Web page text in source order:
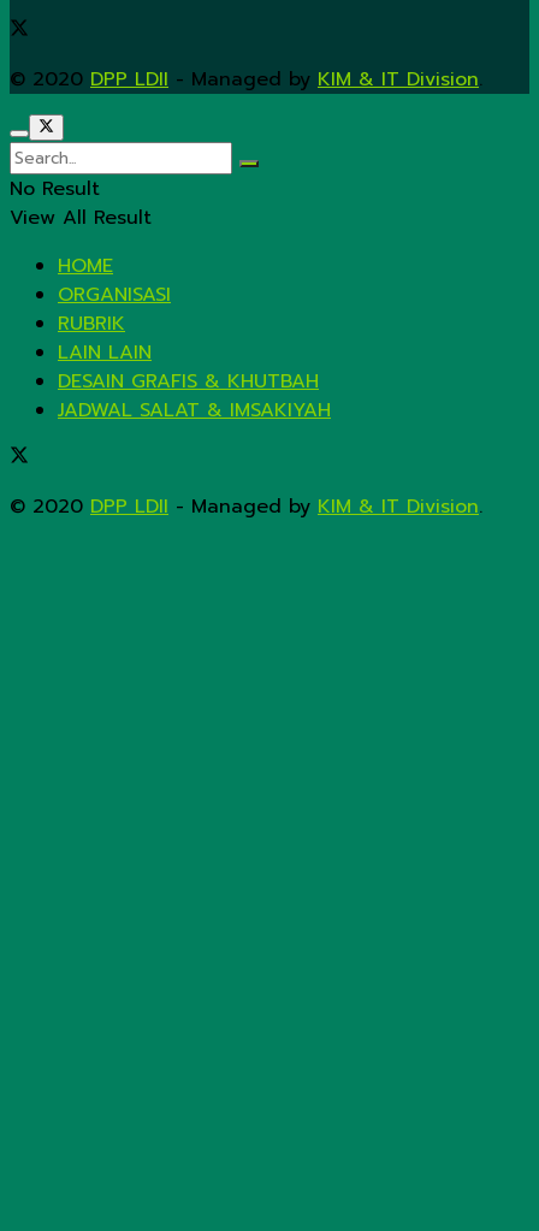
© 2020 DPP LDII - Managed by KIM & IT Division.
No Result
View All Result
HOME
ORGANISASI
RUBRIK
LAIN LAIN
DESAIN GRAFIS & KHUTBAH
JADWAL SALAT & IMSAKIYAH
© 2020 DPP LDII - Managed by KIM & IT Division.